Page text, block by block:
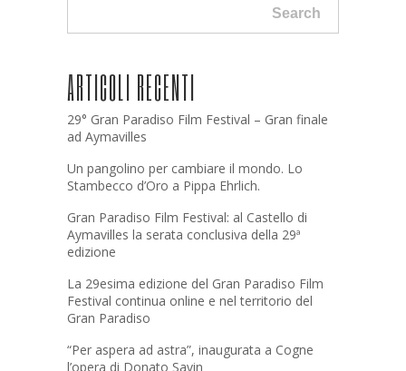
Search
ARTICOLI RECENTI
29° Gran Paradiso Film Festival – Gran finale
ad Aymavilles
Un pangolino per cambiare il mondo. Lo
Stambecco d’Oro a Pippa Ehrlich.
Gran Paradiso Film Festival: al Castello di
Aymavilles la serata conclusiva della 29ª
edizione
La 29esima edizione del Gran Paradiso Film
Festival continua online e nel territorio del
Gran Paradiso
“Per aspera ad astra”, inaugurata a Cogne
l’opera di Donato Savin